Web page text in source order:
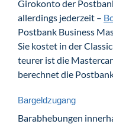
Girokonto der
allerdings jederzeit –
Postbank Business
Sie kostet in der
teurer ist die
berechnet die
Bargeldzugang
Barabhebungen